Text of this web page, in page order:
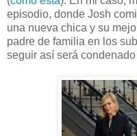
episodio, donde Josh
una nueva chica y su
padre de familia en los
seguir así será